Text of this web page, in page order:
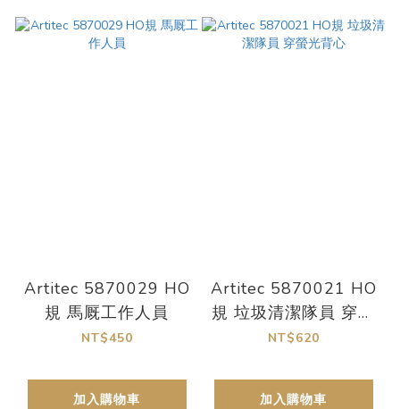
Artitec 5870029 HO
規 馬厩工作人員
NT$450
加入購物車
Artitec 5870021 HO
規 垃圾清潔隊員 穿螢
光背心
NT$620
加入購物車